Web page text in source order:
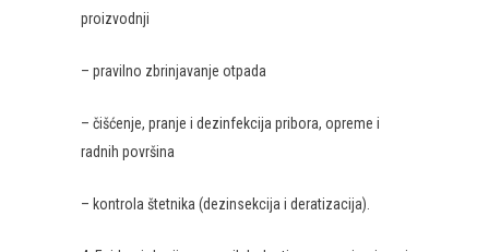
proizvodnji
– pravilno zbrinjavanje otpada
– čišćenje, pranje i dezinfekcija pribora, opreme i
radnih površina
– kontrola štetnika (dezinsekcija i deratizacija).